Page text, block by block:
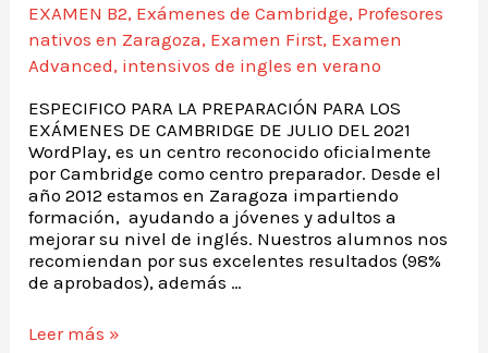
EXAMEN B2, Exámenes de Cambridge, Profesores
nativos en Zaragoza, Examen First, Examen
Advanced, intensivos de ingles en verano
ESPECIFICO PARA LA PREPARACIÓN PARA LOS
EXÁMENES DE CAMBRIDGE DE JULIO DEL 2021
WordPlay, es un centro reconocido oficialmente
por Cambridge como centro preparador. Desde el
año 2012 estamos en Zaragoza impartiendo
formación, ayudando a jóvenes y adultos a
mejorar su nivel de inglés. Nuestros alumnos nos
recomiendan por sus excelentes resultados (98%
de aprobados), además …
Leer más »